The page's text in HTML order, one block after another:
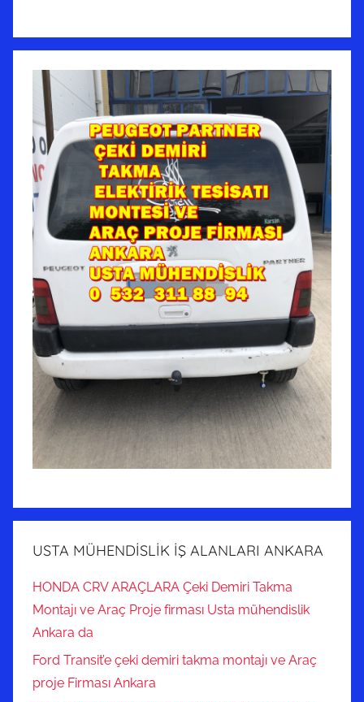
USTA MÜHENDİSLİK İŞ ALANLARI ANKARA
HONDA CRV ARAÇLARA Çeki Demiri Takma
Montajı ve Araç Proje firması Usta mühendislik
Ankara da
Ford Transit’e çeki demiri takma montajı ve Araç
proje Firması Ankara